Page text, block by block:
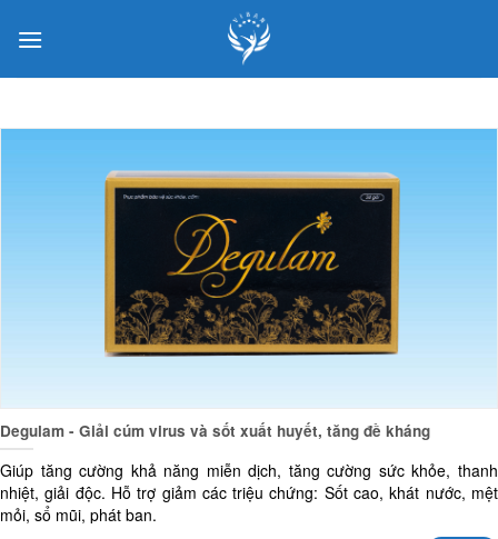
Degulam - Giải cúm virus và sốt xuất huyết, tăng đề kháng
Giúp tăng cường khả năng miễn dịch, tăng cường sức khỏe, thanh
nhiệt, giải độc. Hỗ trợ giảm các triệu chứng: Sốt cao, khát nước, mệt
mỏi, sổ mũi, phát ban.